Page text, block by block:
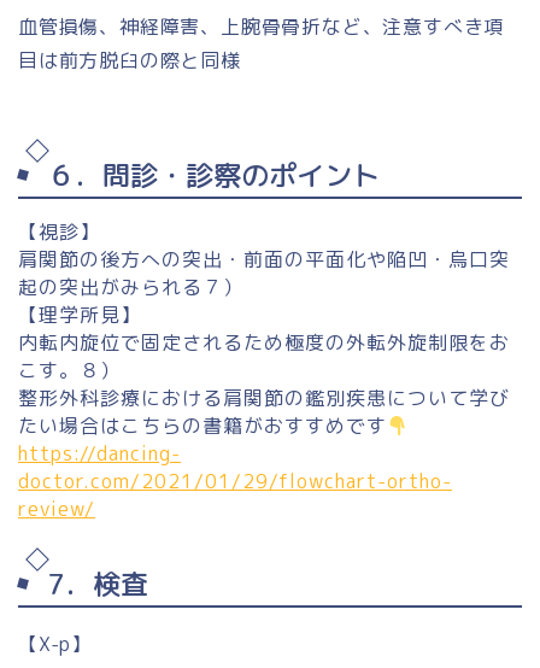
血管損傷、神経障害、上腕骨骨折など、注意すべき項
目は前方脱臼の際と同様
６．問診・診察のポイント
【視診】
肩関節の後方への突出・前面の平面化や陥凹・烏口突
起の突出がみられる７）
【理学所見】
内転内旋位で固定されるため極度の外転外旋制限をお
こす。８）
整形外科診療における肩関節の鑑別疾患について学び
たい場合はこちらの書籍がおすすめです
https://dancing-
doctor.com/2021/01/29/flowchart-ortho-
review/
7．検査
【X-p】